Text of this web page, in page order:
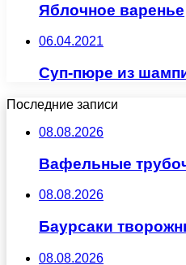
Яблочное варенье
06.04.2021
Суп-пюре из
Последние записи
08.08.2026
Вафельные
08.08.2026
Баурсаки
08.08.2026